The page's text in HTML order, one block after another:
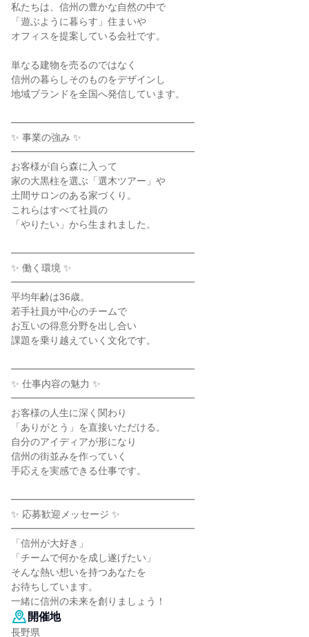
私たちは、信州の豊かな自然の中で
「遊ぶように暮らす」住まいや
オフィスを提案している会社です。
単なる建物を売るのではなく
信州の暮らしそのものをデザインし
地域ブランドを全国へ発信しています。
━━━━━━━━━━━━━━━━━━━
✨ 事業の強み ✨
━━━━━━━━━━━━━━━━━━━
お客様が自ら森に入って
家の大黒柱を選ぶ「選木ツアー」や
土間サロンのある家づくり。
これらはすべて社員の
「やりたい」から生まれました。
━━━━━━━━━━━━━━━━━━━
✨ 働く環境 ✨
━━━━━━━━━━━━━━━━━━━
平均年齢は36歳。
若手社員が中心のチームで
お互いの得意分野を出し合い
課題を乗り越えていく文化です。
━━━━━━━━━━━━━━━━━━━
✨ 仕事内容の魅力 ✨
━━━━━━━━━━━━━━━━━━━
お客様の人生に深く関わり
「ありがとう」を直接いただける。
自分のアイディアが形になり
信州の街並みを作っていく
手応えを実感できる仕事です。
━━━━━━━━━━━━━━━━━━━
✨ 応募歓迎メッセージ ✨
━━━━━━━━━━━━━━━━━━━
「信州が大好き」
「チームで何かを成し遂げたい」
そんな熱い想いを持つあなたを
お待ちしています。
一緒に信州の未来を創りましょう！
開催地
長野県